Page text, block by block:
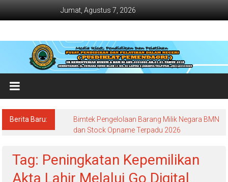
Jumat, Agustus 7, 2026
Jadwal
Bimtek
dan
Diklat
Terbaru
Dan
Berita Baru:
Bimtek Pengelolaan Barang Milik Negara BMN
dan Stock Opname Terpadu 2026
Tag: Peningkatan Kepemilikan
Akta Lahir Melalui Go Digital